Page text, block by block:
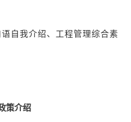
自我介绍、工程管理综合素
策介绍